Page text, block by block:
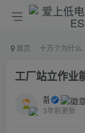
首页 十万个为什么
工厂站立作业
静电防护
3年前更新